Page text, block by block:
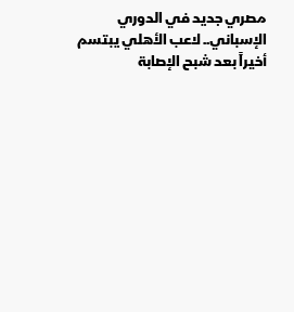
مصري جديد في الدوري
الإسباني.. لاعب الأهلي يبتسم
أخيراً بعد شبح الإصابة